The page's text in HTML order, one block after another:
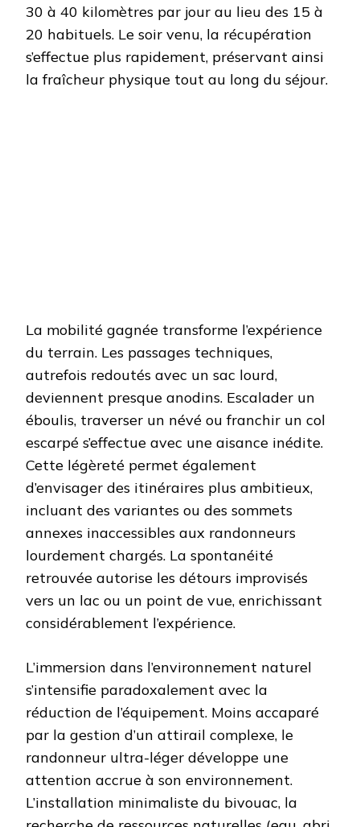
30 à 40 kilomètres par jour au lieu des 15 à
20 habituels. Le soir venu, la récupération
s’effectue plus rapidement, préservant ainsi
la fraîcheur physique tout au long du séjour.
La mobilité gagnée transforme l’expérience
du terrain. Les passages techniques,
autrefois redoutés avec un sac lourd,
deviennent presque anodins. Escalader un
éboulis, traverser un névé ou franchir un col
escarpé s’effectue avec une aisance inédite.
Cette légèreté permet également
d’envisager des itinéraires plus ambitieux,
incluant des variantes ou des sommets
annexes inaccessibles aux randonneurs
lourdement chargés. La spontanéité
retrouvée autorise les détours improvisés
vers un lac ou un point de vue, enrichissant
considérablement l’expérience.
L’immersion dans l’environnement naturel
s’intensifie paradoxalement avec la
réduction de l’équipement. Moins accaparé
par la gestion d’un attirail complexe, le
randonneur ultra-léger développe une
attention accrue à son environnement.
L’installation minimaliste du bivouac, la